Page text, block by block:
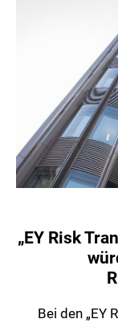
„EY Risk
Bei den „EY